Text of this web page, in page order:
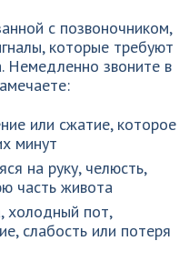
с позвоночником,
которые требуют
Немедленно звоните в
или сжатие, которое
минут
на руку, челюсть,
часть живота
холодный пот,
слабость или потеря